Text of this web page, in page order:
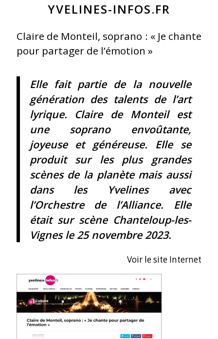
YVELINES-INFOS.FR
Claire de Monteil, soprano : « Je chante
pour partager de l’émotion »
Elle fait partie de la nouvelle
génération des talents de l’art
lyrique. Claire de Monteil est
une soprano envoûtante,
joyeuse et généreuse. Elle se
produit sur les plus grandes
scènes de la planète mais aussi
dans les Yvelines avec
l’Orchestre de l’Alliance. Elle
était sur scène Chanteloup-les-
Vignes le 25 novembre 2023.
Voir le site Internet